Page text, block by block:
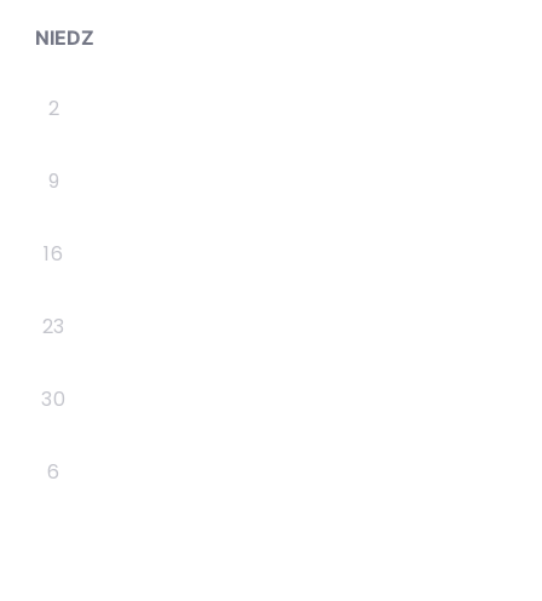
NIEDZ
2
9
16
23
30
6